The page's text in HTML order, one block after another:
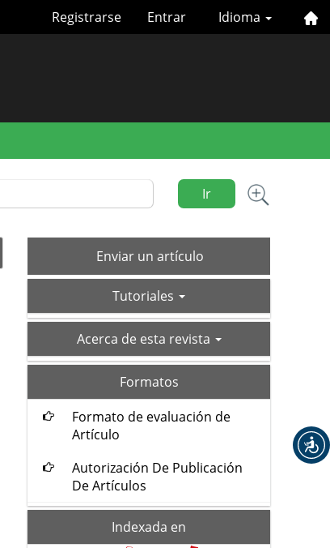
Idioma
Registrarse Entrar
Ir
Enviar
un
Enviar un artículo
Tutoriales
acerca-Acerca de esta revista
Formatos
Formato de evaluación de
Artículo
Autorización De Publicación
De Artículos
Indexada en